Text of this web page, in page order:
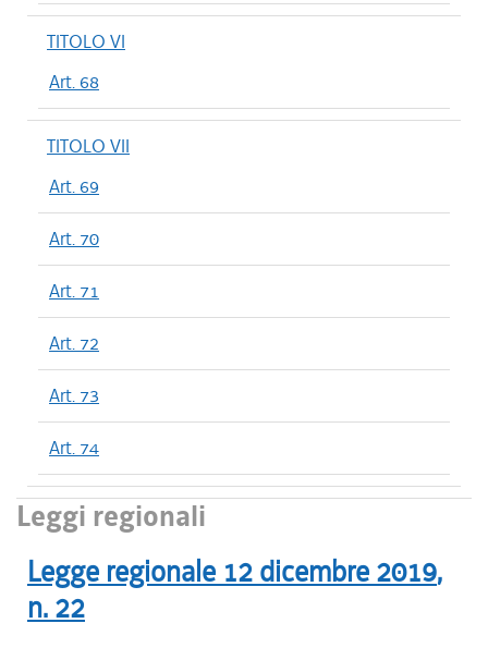
TITOLO VI
Art. 68
TITOLO VII
Art. 69
Art. 70
Art. 71
Art. 72
Art. 73
Art. 74
Leggi regionali
Legge regionale 12 dicembre 2019,
n. 22